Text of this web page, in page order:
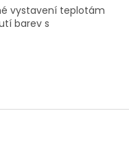
vystavení teplotám
barev s